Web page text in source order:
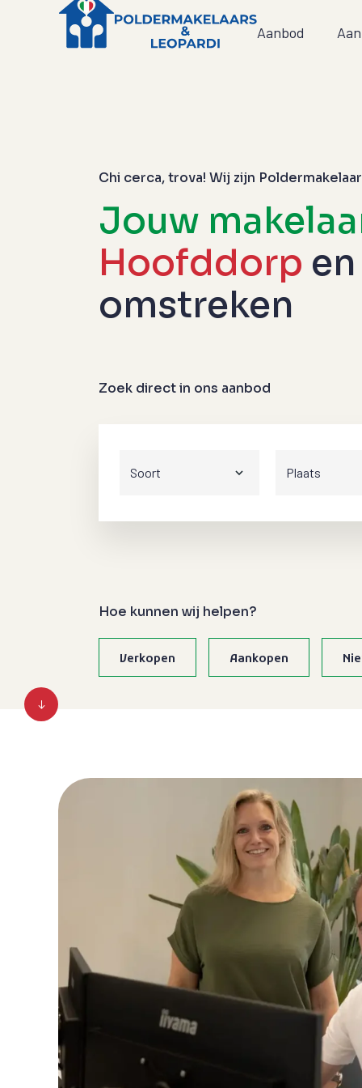
Aanbod
Chi cerca, trova! Wij zijn
Jouw
Hoofddorp en
omstreken
Zoek direct in ons aanbod
Hoe kunnen wij helpen?
Verkopen Aankopen